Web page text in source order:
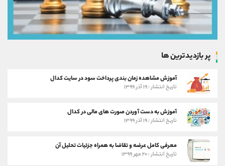
پر بازدیدترین ها
آموزش مشاهده زمان بندی پرداخت سود در سایت کدال
تاریخ انتشار : ۱۹ آذر ۱۳۹۹
آموزش به دست آوردن صورت های مالی در کدال
تاریخ انتشار : ۱۹ آذر ۱۳۹۹
معرفی کامل عرضه و تقاضا به همراه جزئیات تحلیل آن
تاریخ انتشار : ۲۰ مهر ۱۳۹۹